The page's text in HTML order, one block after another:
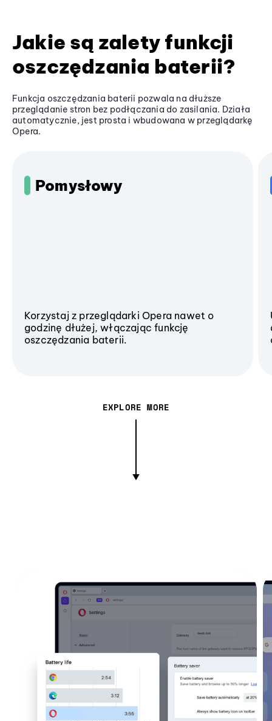
Jakie są zalety funkcji
oszczędzania baterii?
Funkcja oszczędzania baterii pozwala na dłuższe
przeglądanie stron bez podłączania do zasilania. Działa
automatycznie, jest prosta i wbudowana w przeglądarkę
Opera.
Pomysłowy
Korzystaj z przeglądarki Opera nawet o
godzinę dłużej, włączając funkcję
oszczędzania baterii.
EXPLORE MORE